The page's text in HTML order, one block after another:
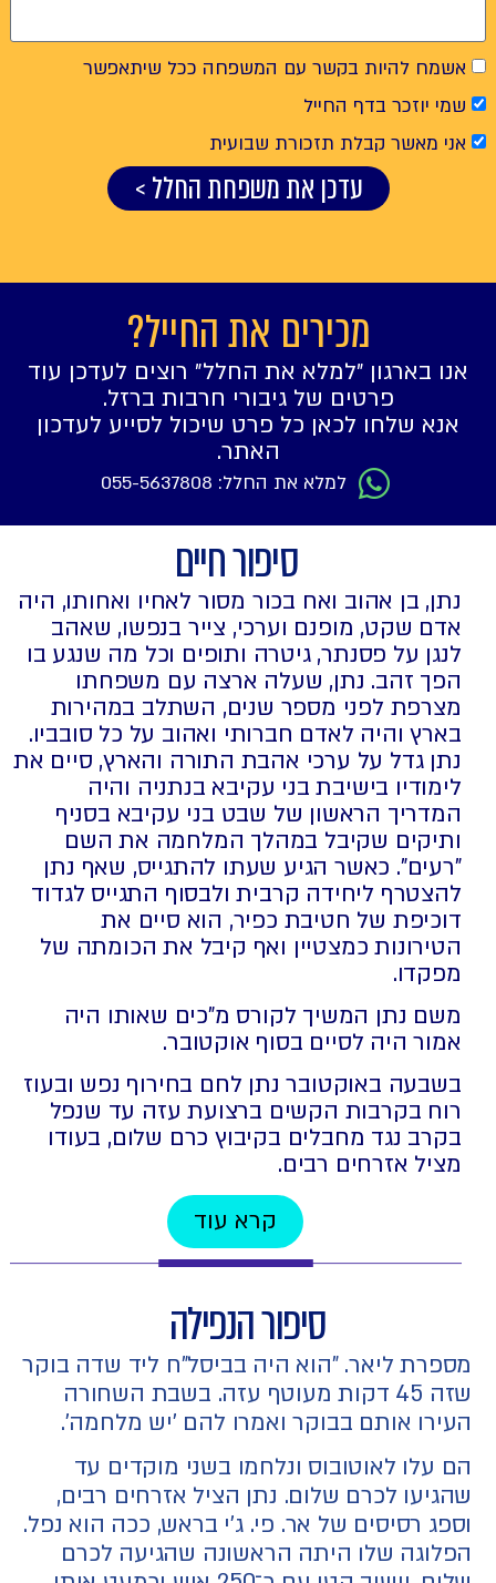
אשמח להיות בקשר עם המשפחה ככל שיתאפשר
שמי יוזכר בדף החייל
אני מאשר קבלת תזכורת שבועית
עדכן את משפחת החלל >
מכירים את החייל?
אנו בארגון ״למלא את החלל״ רוצים לעדכן עוד
פרטים של גיבורי חרבות ברזל.
אנא שלחו לכאן כל פרט שיכול לסייע לעדכון
האתר.
למלא את החלל: 055-5637808
סיפור חיים
נתן, בן אהוב ואח בכור מסור לאחיו ואחותו, היה
אדם שקט, מופנם וערכי, צייר בנפשו, שאהב
לנגן על פסנתר, גיטרה ותופים וכל מה שנגע בו
הפך זהב. נתן, שעלה ארצה עם משפחתו
מצרפת לפני מספר שנים, השתלב במהירות
בארץ והיה לאדם חברותי ואהוב על כל סובביו.
נתן גדל על ערכי אהבת התורה והארץ, סיים את
לימודיו בישיבת בני עקיבא בנתניה והיה
המדריך הראשון של שבט בני עקיבא בסניף
ותיקים שקיבל במהלך המלחמה את השם
"רעים". כאשר הגיע שעתו להתגייס, שאף נתן
להצטרף ליחידה קרבית ולבסוף התגייס לגדוד
דוכיפת של חטיבת כפיר, הוא סיים את
הטירונות כמצטיין ואף קיבל את הכומתה של
מפקדו.
משם נתן המשיך לקורס מ"כים שאותו היה
אמור היה לסיים בסוף אוקטובר.
בשבעה באוקטובר נתן לחם בחירוף נפש ובעוז
רוח בקרבות הקשים ברצועת עזה עד שנפל
בקרב נגד מחבלים בקיבוץ כרם שלום, בעודו
מציל אזרחים רבים.
קרא עוד
סיפור הנפילה
מספרת ליאר. "הוא היה בביסל"ח ליד שדה בוקר
שזה 45 דקות מעוטף עזה. בשבת השחורה
העירו אותם בבוקר ואמרו להם 'יש מלחמה'.
הם עלו לאוטובוס ונלחמו בשני מוקדים עד
שהגיעו לכרם שלום. נתן הציל אזרחים רבים,
וספג רסיסים של אר. פי. ג'י בראש, ככה הוא נפל.
הפלוגה שלו היתה הראשונה שהגיעה לכרם